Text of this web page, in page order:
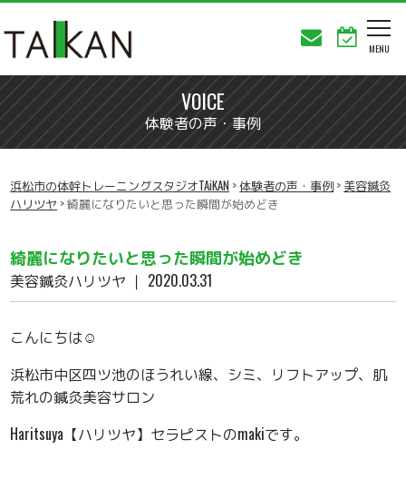
VOICE
体験者の声・事例
浜松市の体幹トレーニングスタジオTAiKAN >体験者の声・事例> 美容鍼灸
ハリツヤ >綺麗になりたいと思った瞬間が始めどき
綺麗になりたいと思った瞬間が始めどき
美容鍼灸ハリツヤ ｜ 2020.03.31
こんにちは☺️
浜松市中区四ツ池のほうれい線、シミ、リフトアップ、肌
荒れの鍼灸美容サロン
Haritsuya【ハリツヤ】セラピストのmakiです。